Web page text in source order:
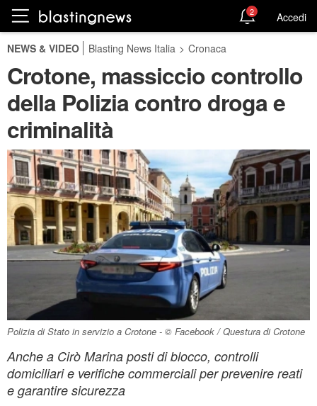
2 Accedi
NEWS & VIDEO Blasting News Italia > Cronaca
Crotone, massiccio controllo
della Polizia contro droga e
criminalità
Polizia di Stato in servizio a Crotone - © Facebook / Questura di Crotone
Anche a Cirò Marina posti di blocco, controlli
domiciliari e verifiche commerciali per prevenire reati
e garantire sicurezza